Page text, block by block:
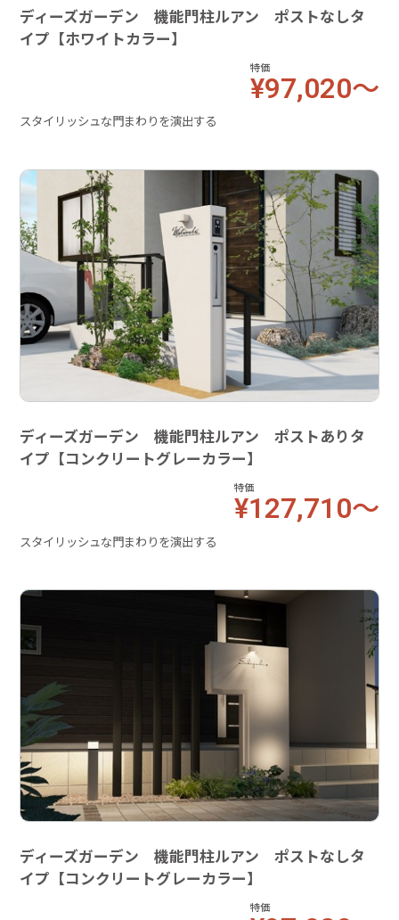
ディーズガーデン 機能門柱ルアン ポストなしタ
イプ【ホワイトカラー】
特価
¥97,020～
スタイリッシュな門まわりを演出する
ディーズガーデン 機能門柱ルアン ポストありタ
イプ【コンクリートグレーカラー】
特価
¥127,710～
スタイリッシュな門まわりを演出する
ディーズガーデン 機能門柱ルアン ポストなしタ
イプ【コンクリートグレーカラー】
特価